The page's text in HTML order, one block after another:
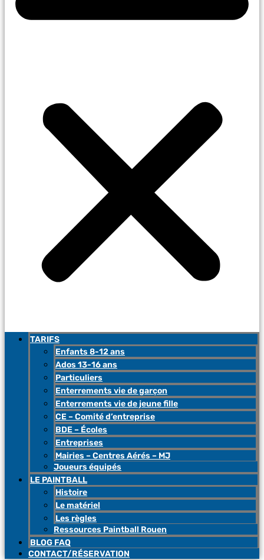
TARIFS
Enfants 8-12 ans
Ados 13-16 ans
Particuliers
Enterrements vie de garçon
Enterrements vie de jeune fille
CE – Comité d’entreprise
BDE – Écoles
Entreprises
Mairies – Centres Aérés – MJ
Joueurs équipés
LE PAINTBALL
Histoire
Le matériel
Les règles
Ressources Paintball Rouen
BLOG FAQ
CONTACT/RÉSERVATION